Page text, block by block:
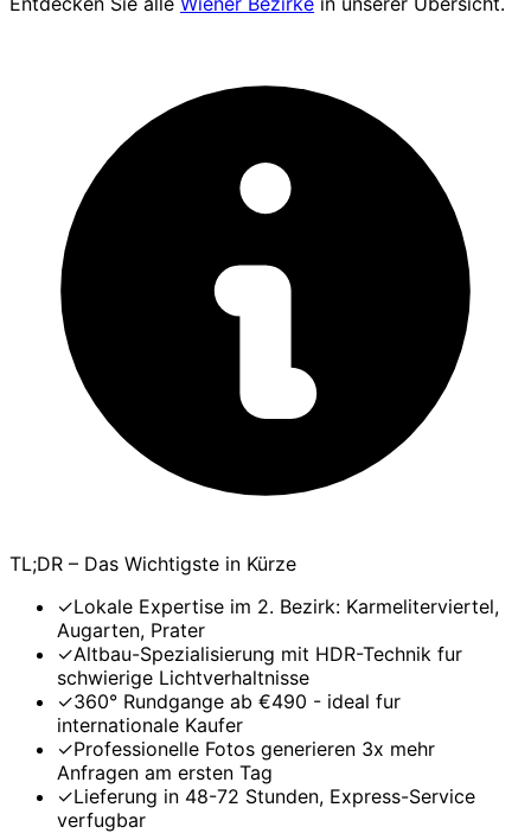
TL;DR – Das Wichtigste in Kürze
✓Lokale Expertise im 2. Bezirk: Karmeliterviertel,
Augarten, Prater
✓Altbau-Spezialisierung mit HDR-Technik fur
schwierige Lichtverhaltnisse
✓360° Rundgange ab €490 - ideal fur
internationale Kaufer
✓Professionelle Fotos generieren 3x mehr
Anfragen am ersten Tag
✓Lieferung in 48-72 Stunden, Express-Service
verfugbar